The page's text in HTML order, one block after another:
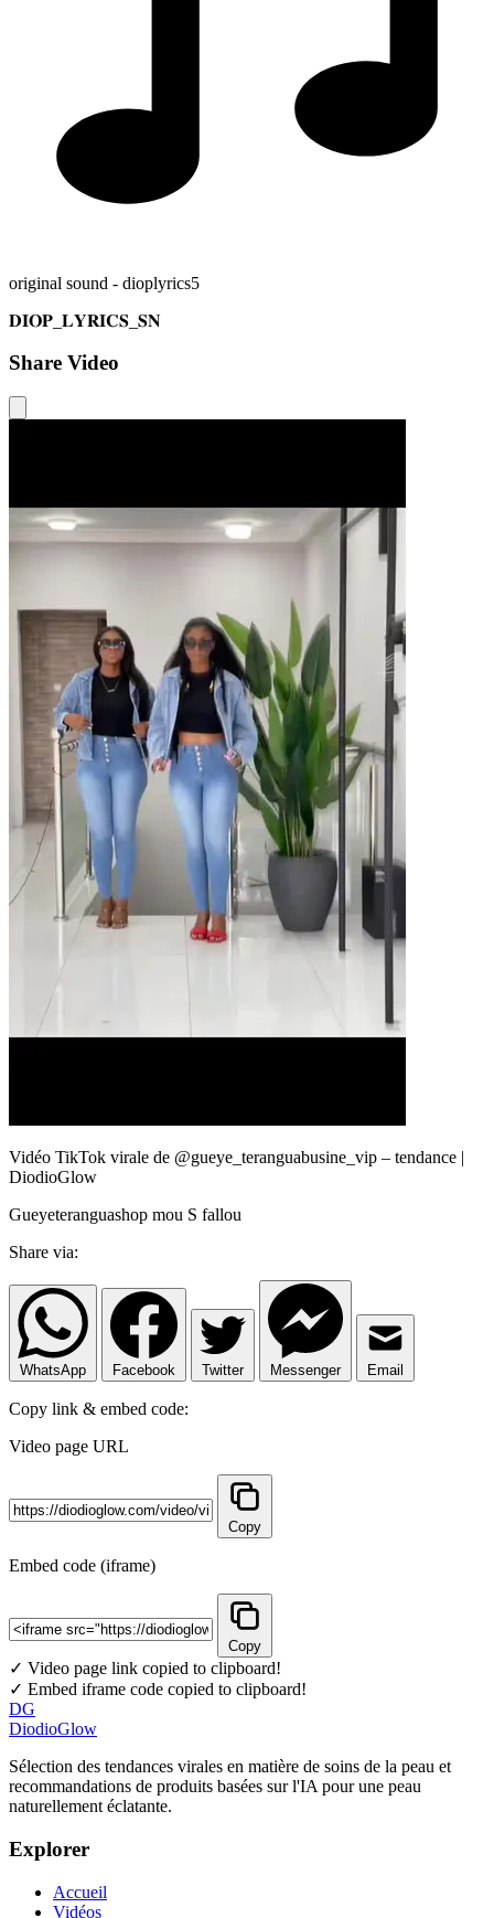
original sound - dioplyrics5
𝐃𝐈𝐎𝐏_𝐋𝐘𝐑𝐈𝐂𝐒_𝐒𝐍
Share Video
Vidéo TikTok virale de @gueye_teranguabusine_vip – tendance |
DiodioGlow
Gueyeteranguashop mou S fallou
Share via:
WhatsApp Facebook Twitter Messenger Email
Copy link & embed code:
Video page URL
Copy
Embed code (iframe)
Copy
✓ Video page link copied to clipboard!
✓ Embed iframe code copied to clipboard!
DG
DiodioGlow
Sélection des tendances virales en matière de soins de la peau et
recommandations de produits basées sur l'IA pour une peau
naturellement éclatante.
Explorer
Accueil
Vidéos